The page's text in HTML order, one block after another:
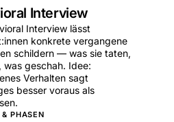
Interview
Interview lässt
konkrete vergangene
schildern — was sie taten,
was geschah. Idee:
Verhalten sagt
besser voraus als
& PHASEN